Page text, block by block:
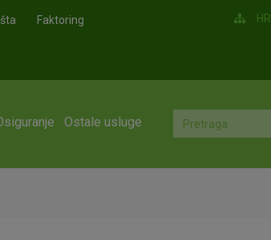
Faktoring HR
Ostale usluge